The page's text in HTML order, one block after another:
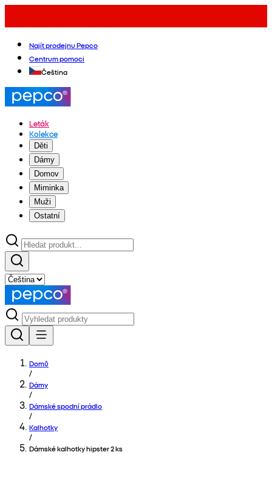
Najít prodejnu Pepco
Centrum pomoci
Čeština
Leták
Kolekce
Děti
Dámy
Domov
Miminka
Muži
Ostatní
Domů
/
Dámy
/
Dámské spodní prádlo
/
Kalhotky
/
Dámské kalhotky hipster 2 ks